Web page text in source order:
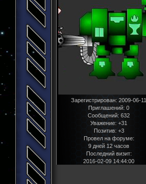
Зарегистрирован: 2009-06-11
Приглашений: 0
Сообщений: 632
Уважение: +31
Позитив: +3
Провел на форуме:
9 дней 12 часов
Последний визит:
2016-02-09 14:44:00